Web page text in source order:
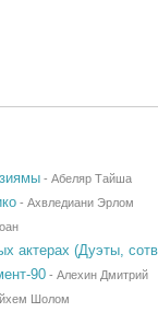
- Абеляр Тайша
- Ахвледиани Эрлом
актерах (Дуэты,
90- Алехин Дмитрий
Шолом